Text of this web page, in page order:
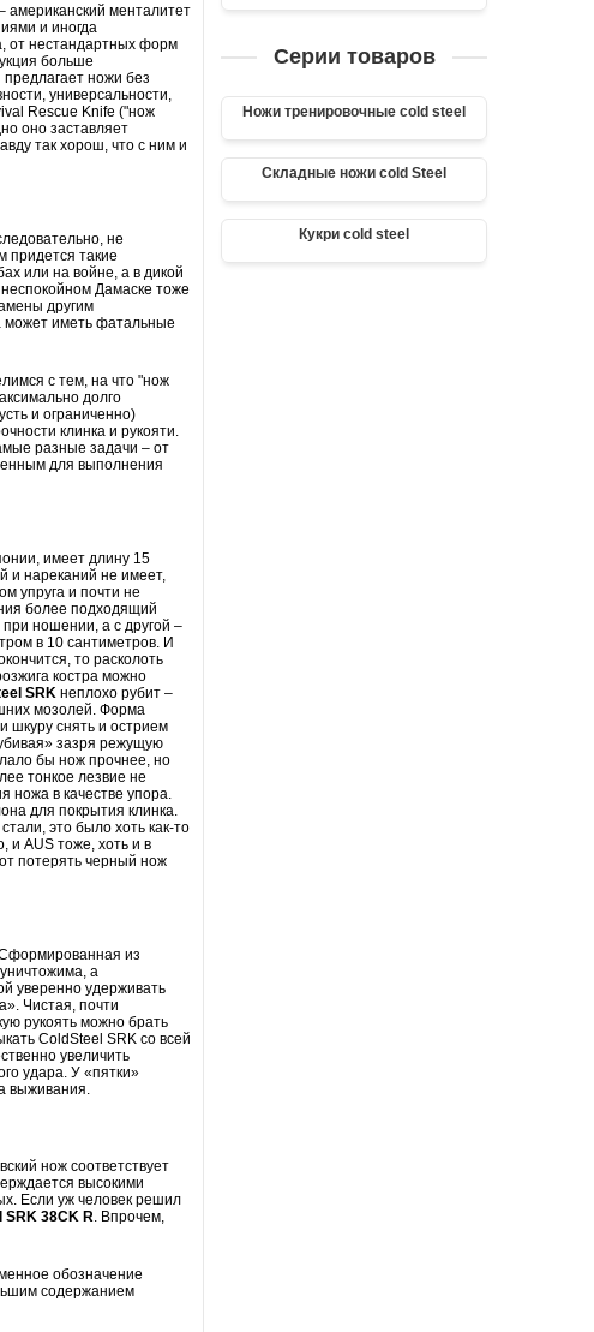
Серии товаров
Ножи тренировочные cold steel
Складные ножи cold Steel
Кукри cold steel
американский менталитет
и иногда
от нестандартных форм
больше
ножи без
универсальности,
Rescue Knife ("нож
оно заставляет
так хорош, что с ним и
не
придется такие
или на войне, а в дикой
Дамаске тоже
другим
может иметь фатальные
с тем, на что "нож
долго
и ограниченно)
клинка и рукояти.
разные задачи – от
для выполнения
имеет длину 15
и нареканий не имеет,
упруга и почти не
более подходящий
ношении, а с другой –
в 10 сантиметров. И
то расколоть
костра можно
SRK неплохо рубит –
мозолей. Форма
шкуру снять и острием
зазря режущую
бы нож прочнее, но
тонкое лезвие не
ножа в качестве упора.
для покрытия клинка.
это было хоть как-то
и AUS тоже, хоть и в
потерять черный нож
из
а
уверенно удерживать
Чистая, почти
рукоять можно брать
ColdSteel SRK со всей
увеличить
удара. У «пятки»
выживания.
нож соответствует
высокими
Если уж человек решил
SRK 38CK R. Впрочем,
обозначение
содержанием